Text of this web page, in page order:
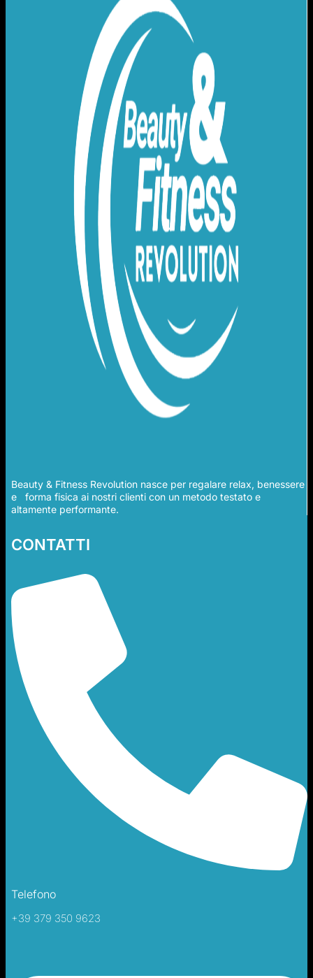
Beauty & Fitness Revolution nasce per regalare relax, benessere
e forma fisica ai nostri clienti con un metodo testato e
altamente performante.
CONTATTI
Telefono
+39 379 350 9623